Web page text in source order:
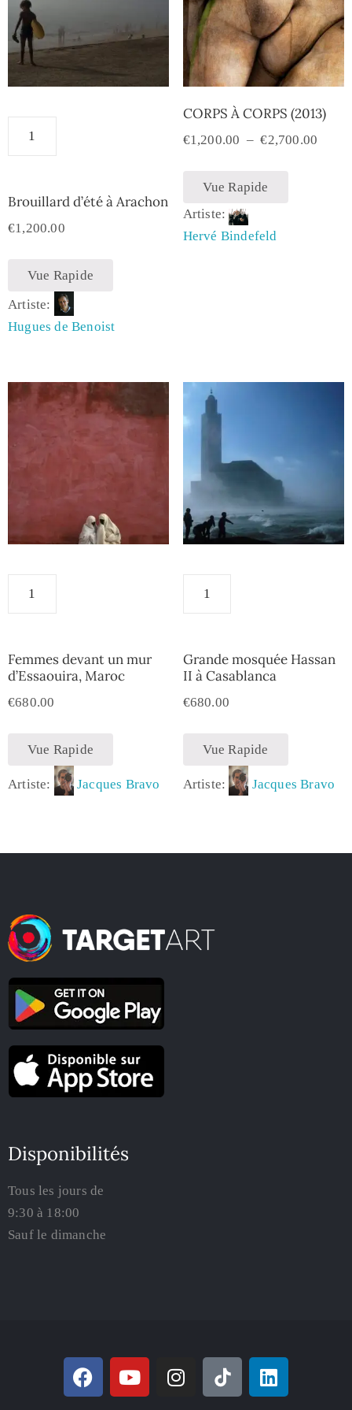
Brouillard d’été à Arachon
€1,200.00
Vue Rapide
Artiste:
Hugues de Benoist
CORPS À CORPS (2013)
€1,200.00 – €2,700.00
Vue Rapide
Artiste:
Hervé Bindefeld
Femmes devant un mur
d’Essaouira, Maroc
€680.00
Vue Rapide
Artiste: Jacques Bravo
Grande mosquée Hassan
II à Casablanca
€680.00
Vue Rapide
Artiste: Jacques Bravo
Disponibilités
Tous les jours de
9:30 à 18:00
Sauf le dimanche